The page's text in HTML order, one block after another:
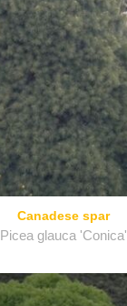
Canadese spar
Picea glauca 'Conica'